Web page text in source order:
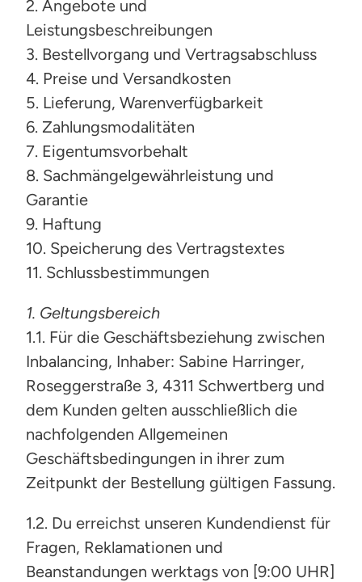
2. Angebote und
Leistungsbeschreibungen
3. Bestellvorgang und Vertragsabschluss
4. Preise und Versandkosten
5. Lieferung, Warenverfügbarkeit
6. Zahlungsmodalitäten
7. Eigentumsvorbehalt
8. Sachmängelgewährleistung und
Garantie
9. Haftung
10. Speicherung des Vertragstextes
11. Schlussbestimmungen
1. Geltungsbereich
1.1. Für die Geschäftsbeziehung zwischen
Inbalancing, Inhaber: Sabine Harringer,
Roseggerstraße 3, 4311 Schwertberg und
dem Kunden gelten ausschließlich die
nachfolgenden Allgemeinen
Geschäftsbedingungen in ihrer zum
Zeitpunkt der Bestellung gültigen Fassung.
1.2. Du erreichst unseren Kundendienst für
Fragen, Reklamationen und
Beanstandungen werktags von [9:00 UHR]